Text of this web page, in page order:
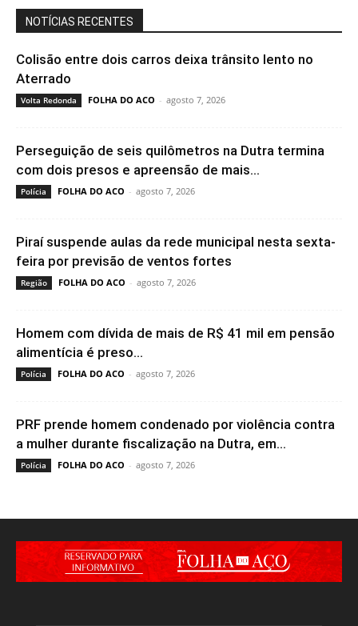
NOTÍCIAS RECENTES
Colisão entre dois carros deixa trânsito lento no
Aterrado
Volta Redonda FOLHA DO ACO - agosto 7, 2026
Perseguição de seis quilômetros na Dutra termina
com dois presos e apreensão de mais...
Polícia FOLHA DO ACO - agosto 7, 2026
Piraí suspende aulas da rede municipal nesta sexta-
feira por previsão de ventos fortes
Região FOLHA DO ACO - agosto 7, 2026
Homem com dívida de mais de R$ 41 mil em pensão
alimentícia é preso...
Polícia FOLHA DO ACO - agosto 7, 2026
PRF prende homem condenado por violência contra
a mulher durante fiscalização na Dutra, em...
Polícia FOLHA DO ACO - agosto 7, 2026